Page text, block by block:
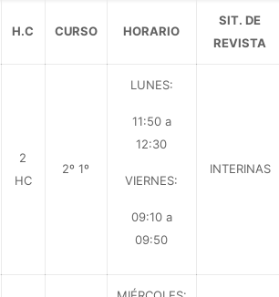
H.C CURSO HORARIO
SIT. DE
REVISTA
2
HC
2º 1º
LUNES:
11:50 a
12:30
VIERNES:
09:10 a
09:50
INTERINAS